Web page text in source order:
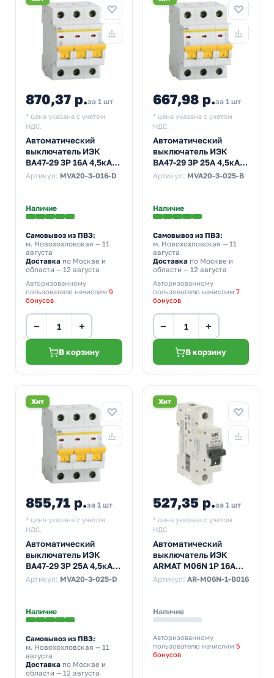
870,37 р.за 1 шт
* цена указана с учетом
НДС.
Автоматический
выключатель ИЭК
ВА47-29 3Р 16А 4,5кА
характеристика D
Артикул: MVA20-3-016-D
Наличие
Самовывоз из ПВЗ:
м. Новохохловская — 11
августа
Доставка по Москве и
области — 12 августа
Авторизованному
пользователю начислим 9
бонусов
− +
В корзину
667,98 р.за 1 шт
* цена указана с учетом
НДС.
Автоматический
выключатель ИЭК
ВА47-29 3Р 25А 4,5кА
характеристика В
Артикул: MVA20-3-025-B
Наличие
Самовывоз из ПВЗ:
м. Новохохловская — 11
августа
Доставкапо Москве и
области — 12 августа
Авторизованному
пользователю начислим 7
бонусов
− +
В корзину
Хит
855,71 р.за 1 шт
* цена указана с учетом
НДС.
Автоматический
выключатель ИЭК
ВА47-29 3Р 25А 4,5кА
характеристика D
Артикул: MVA20-3-025-D
Наличие
Самовывоз из ПВЗ:
м. Новохохловская — 11
августа
Доставка по Москве и
области — 12 августа
Хит
527,35 р.за 1 шт
* цена указана с учетом
НДС.
Автоматический
выключатель ИЭК
ARMAT M06N 1Р 16А
6кА характеристика B
Артикул: AR-M06N-1-B016
Наличие
Авторизованному
пользователю начислим 5
бонусов